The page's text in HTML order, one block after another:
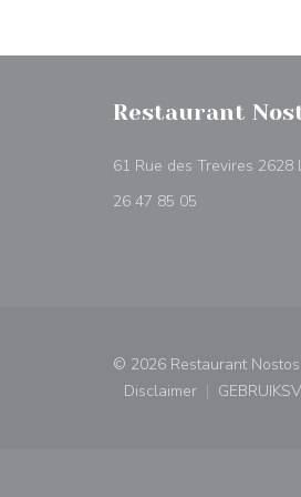
Restaurant
61 Rue des Trevires 2628
26 47 85 05
© 2026 Restaurant
Disclaimer
((opent in een